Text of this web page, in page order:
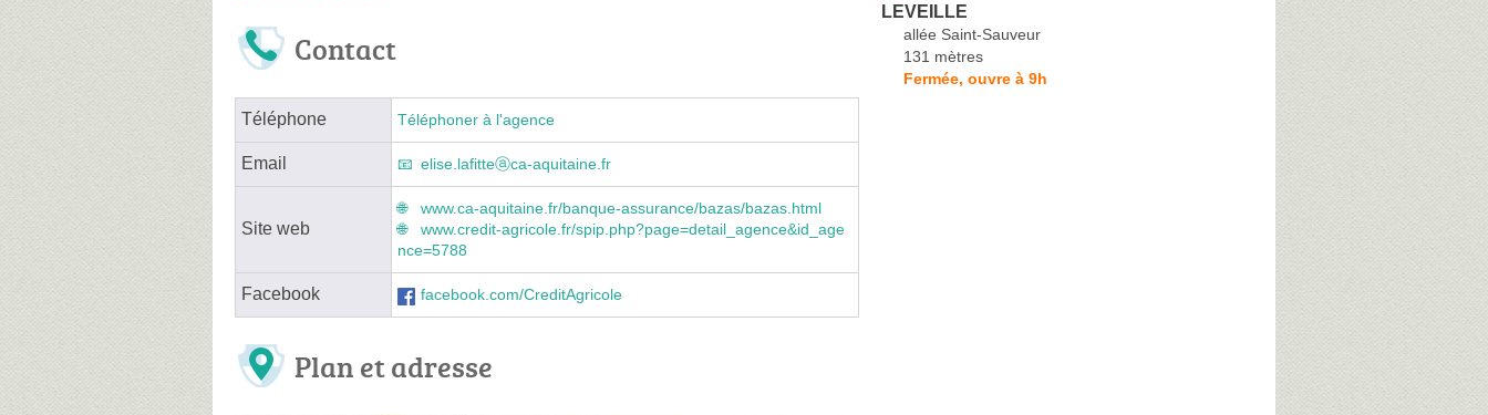
Contact
Téléphone Téléphoner à l'agence
Email elise.lafitteⓐca-aquitaine.fr
Site web
www.ca-aquitaine.fr/banque-assurance/bazas/bazas.html
www.credit-agricole.fr/spip.php?page=detail_agence&id_age
nce=5788
Facebook facebook.com/CreditAgricole
Plan et adresse
LEVEILLE
allée Saint-Sauveur
131 mètres
Fermée, ouvre à 9h